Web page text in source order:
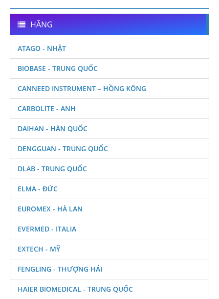
HÃNG
ATAGO - NHẬT
BIOBASE - TRUNG QUỐC
CANNEED INSTRUMENT – HỒNG KÔNG
CARBOLITE - ANH
DAIHAN - HÀN QUỐC
DENGGUAN - TRUNG QUỐC
DLAB - TRUNG QUỐC
ELMA - ĐỨC
EUROMEX - HÀ LAN
EVERMED - ITALIA
EXTECH - MỸ
FENGLING - THƯỢNG HẢI
HAIER BIOMEDICAL - TRUNG QUỐC